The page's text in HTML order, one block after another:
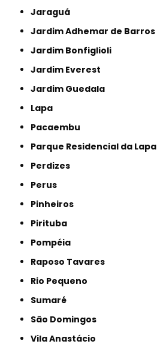
Jaraguá
Jardim Adhemar de Barros
Jardim Bonfiglioli
Jardim Everest
Jardim Guedala
Lapa
Pacaembu
Parque Residencial da Lapa
Perdizes
Perus
Pinheiros
Pirituba
Pompéia
Raposo Tavares
Rio Pequeno
Sumaré
São Domingos
Vila Anastácio